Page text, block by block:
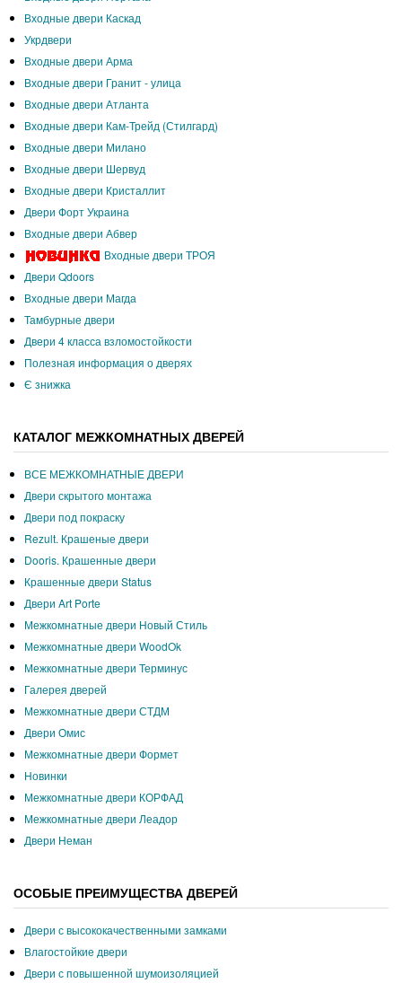
Входные двери Каскад
Укрдвери
Входные двери Арма
Входные двери Гранит - улица
Входные двери Атланта
Входные двери Кам-Трейд (Стилгард)
Входные двери Милано
Входные двери Шервуд
Входные двери Кристаллит
Двери Форт Украина
Входные двери Абвер
Входные двери ТРОЯ
Двери Qdoors
Входные двери Магда
Тамбурные двери
Двери 4 класса взломостойкости
Полезная информация о дверях
Є знижка
КАТАЛОГ МЕЖКОМНАТНЫХ ДВЕРЕЙ
ВСЕ МЕЖКОМНАТНЫЕ ДВЕРИ
Двери скрытого монтажа
Двери под покраску
Rezult. Крашеные двери
Dooris. Крашенные двери
Крашенные двери Status
Двери Art Porte
Межкомнатные двери Новый Стиль
Межкомнатные двери WoodOk
Межкомнатные двери Терминус
Галерея дверей
Межкомнатные двери СТДМ
Двери Омис
Межкомнатные двери Формет
Новинки
Межкомнатные двери КОРФАД
Межкомнатные двери Леадор
Двери Неман
ОСОБЫЕ ПРЕИМУЩЕСТВА ДВЕРЕЙ
Двери с высококачественными замками
Влагостойкие двери
Двери с повышенной шумоизоляцией